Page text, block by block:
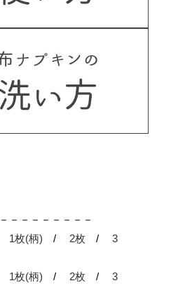
－－－－－－－－
1枚(柄) / 2枚 /3
1枚(柄) / 2枚 /3